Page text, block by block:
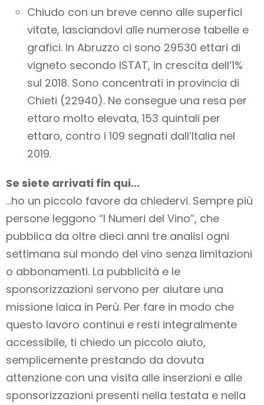
Chiudo con un breve cenno alle superfici
vitate, lasciandovi alle numerose tabelle e
grafici. In Abruzzo ci sono 29530 ettari di
vigneto secondo ISTAT, in crescita dell’1%
sul 2018. Sono concentrati in provincia di
Chieti (22940). Ne consegue una resa per
ettaro molto elevata, 153 quintali per
ettaro, contro i 109 segnati dall’Italia nel
2019.
Se siete arrivati fin qui…
…ho un piccolo favore da chiedervi. Sempre più
persone leggono “I Numeri del Vino”, che
pubblica da oltre dieci anni tre analisi ogni
settimana sul mondo del vino senza limitazioni
o abbonamenti. La pubblicità e le
sponsorizzazioni servono per aiutare una
missione laica in Perù. Per fare in modo che
questo lavoro continui e resti integralmente
accessibile, ti chiedo un piccolo aiuto,
semplicemente prestando da dovuta
attenzione con una visita alle inserzioni e alle
sponsorizzazioni presenti nella testata e nella